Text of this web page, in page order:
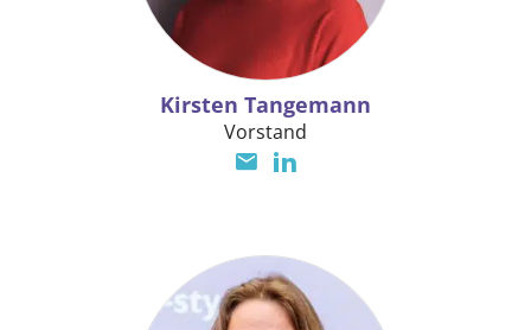
Kirsten Tangemann
Vorstand